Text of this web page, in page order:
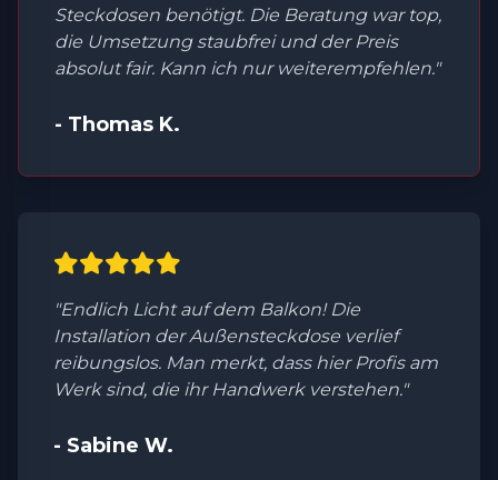
Steckdosen benötigt. Die Beratung war top,
die Umsetzung staubfrei und der Preis
absolut fair. Kann ich nur weiterempfehlen."
- Thomas K.
"Endlich Licht auf dem Balkon! Die
Installation der Außensteckdose verlief
reibungslos. Man merkt, dass hier Profis am
Werk sind, die ihr Handwerk verstehen."
- Sabine W.